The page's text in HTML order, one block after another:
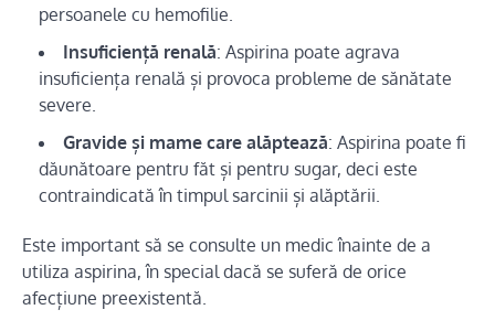
persoanele cu hemofilie.
Insuficiență renală: Aspirina poate agrava
insuficiența renală și provoca probleme de sănătate
severe.
Gravide și mame care alăptează: Aspirina poate fi
dăunătoare pentru făt și pentru sugar, deci este
contraindicată în timpul sarcinii și alăptării.
Este important să se consulte un medic înainte de a
utiliza aspirina, în special dacă se suferă de orice
afecțiune preexistentă.